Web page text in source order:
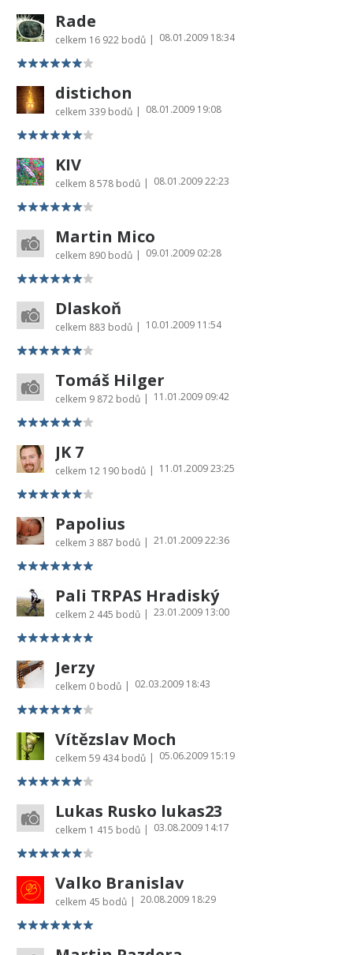
Rade
celkem 16 922 bodů | 08.01.2009 18:34
distichon
celkem 339 bodů | 08.01.2009 19:08
KIV
celkem 8 578 bodů | 08.01.2009 22:23
Martin Mico
celkem 890 bodů | 09.01.2009 02:28
Dlaskoň
celkem 883 bodů | 10.01.2009 11:54
Tomáš Hilger
celkem 9 872 bodů | 11.01.2009 09:42
JK 7
celkem 12 190 bodů | 11.01.2009 23:25
Papolius
celkem 3 887 bodů | 21.01.2009 22:36
Pali TRPAS Hradiský
celkem 2 445 bodů | 23.01.2009 13:00
Jerzy
celkem 0 bodů | 02.03.2009 18:43
Vítězslav Moch
celkem 59 434 bodů | 05.06.2009 15:19
Lukas Rusko lukas23
celkem 1 415 bodů | 03.08.2009 14:17
Valko Branislav
celkem 45 bodů | 20.08.2009 18:29